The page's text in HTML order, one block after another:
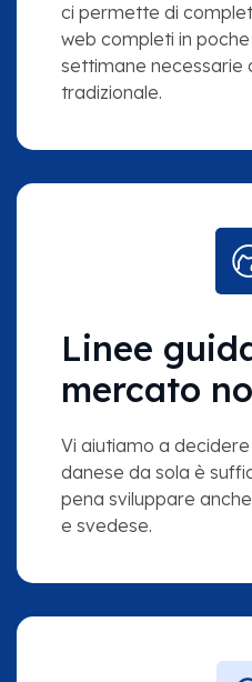
ci permette di
web completi in
settimane necessarie
tradizionale.
Linee
mercato
Vi aiutiamo a
danese da sola è
pena sviluppare
e svedese.